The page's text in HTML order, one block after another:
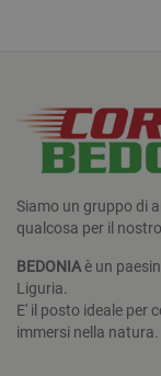
Siamo un gruppo di
qualcosa per il
BEDONIAè un
Liguria.
E' il posto ideale per
immersi nella natura.